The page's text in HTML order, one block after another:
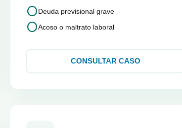
circleDeuda previsional grave
circleAcoso o maltrato laboral
CONSULTAR CASO